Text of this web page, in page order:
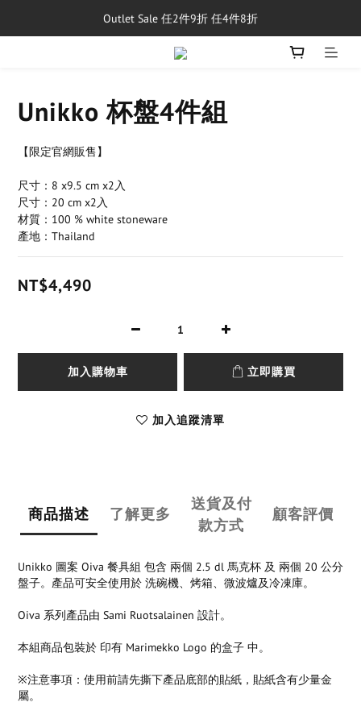
單筆消費滿$5,000享免運費
Outlet Sale 任2件9折 任4件8折
8/1~8/31，新品與經典商品滿額$10,000 現折$500
Unikko 杯盤4件組
【限定官網販售】
尺寸：8 x9.5 cm x2入
尺寸：20 cm x2入
材質：100 % white stoneware
產地：Thailand
NT$4,490
加入購物車 立即購買
加入追蹤清單
商品描述 了解更多
送貨及付
款方式
顧客評價
Unikko 圖案 Oiva 餐具組 包含 兩個 2.5 dl 馬克杯 及 兩個 20 公分
盤子。產品可安全使用於 洗碗機、烤箱、微波爐及冷凍庫。
Oiva 系列產品由 Sami Ruotsalainen 設計。
本組商品包裝於 印有 Marimekko Logo 的盒子 中。
※注意事項：使用前請先撕下產品底部的貼紙，貼紙含有少量金
屬。